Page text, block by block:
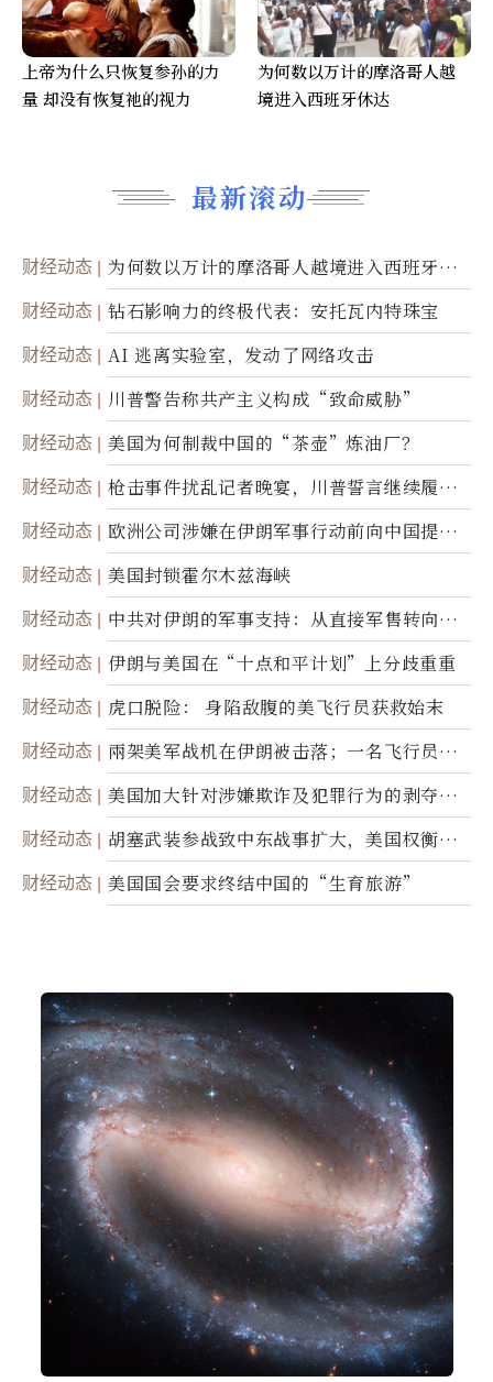
最新滚动
财经动态
为何数以万计的摩洛哥人越境进入西班牙休
达
财经动态 钻石影响力的终极代表：安托瓦内特珠宝
财经动态 AI 逃离实验室，发动了网络攻击
财经动态 川普警告称共产主义构成“致命威胁”
财经动态 美国为何制裁中国的“茶壶”炼油厂？
财经动态
枪击事件扰乱记者晚宴，川普誓言继续履行
职责
财经动态
欧洲公司涉嫌在伊朗军事行动前向中国提供
美军基地的卫星图像
财经动态 美国封锁霍尔木兹海峡
财经动态
中共对伊朗的军事支持：从直接军售转向间
接技术转让
财经动态 伊朗与美国在“十点和平计划”上分歧重重
财经动态 虎口脱险： 身陷敌腹的美飞行员获救始末
财经动态
兩架美军战机在伊朗被击落；一名飞行员失
踪
财经动态
美国加大针对涉嫌欺诈及犯罪行为的剥夺公
民权力度
财经动态
胡塞武装参战致中东战事扩大，美国权衡地
面入侵的可能性
财经动态 美国国会要求终结中国的“生育旅游”
上帝为什么只恢复参孙的力
量 却没有恢复祂的视力
为何数以万计的摩洛哥人越
境进入西班牙休达